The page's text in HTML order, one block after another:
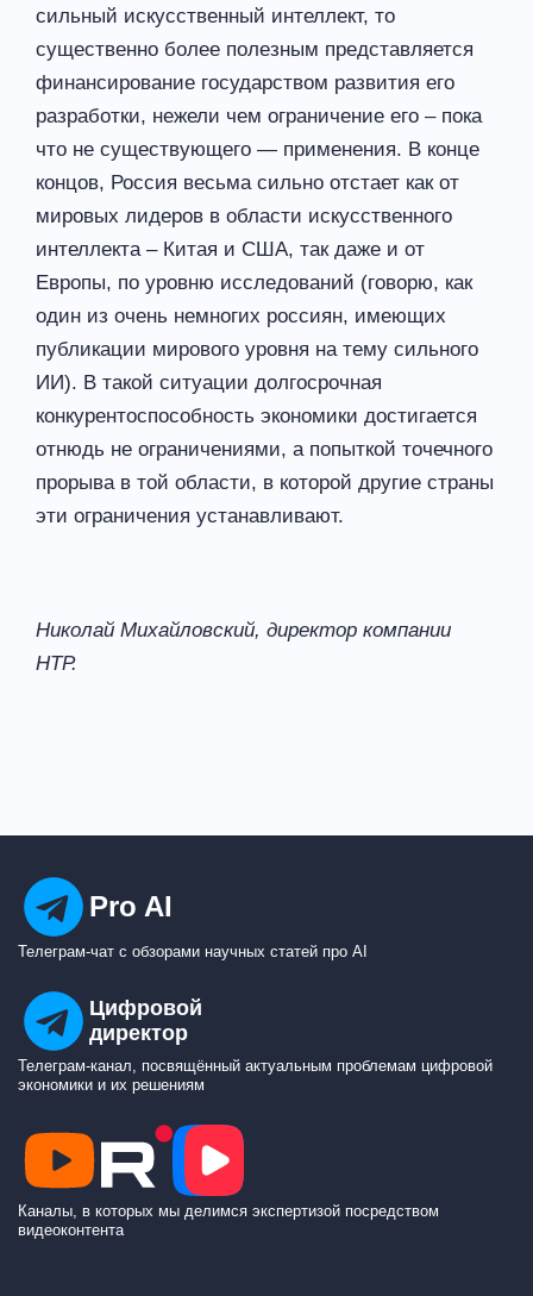
сильный искусственный интеллект, то
существенно более полезным представляется
финансирование государством развития его
разработки, нежели чем ограничение его – пока
что не существующего — применения. В конце
концов, Россия весьма сильно отстает как от
мировых лидеров в области искусственного
интеллекта – Китая и США, так даже и от
Европы, по уровню исследований (говорю, как
один из очень немногих россиян, имеющих
публикации мирового уровня на тему сильного
ИИ). В такой ситуации долгосрочная
конкурентоспособность экономики достигается
отнюдь не ограничениями, а попыткой точечного
прорыва в той области, в которой другие страны
эти ограничения устанавливают.
Николай Михайловский, директор компании
НТР.
Pro AI
Телеграм-чат с обзорами научных статей про AI
Цифровой
директор
Телеграм-канал, посвящённый актуальным проблемам цифровой
экономики и их решениям
Каналы, в которых мы делимся экспертизой посредством
видеоконтента